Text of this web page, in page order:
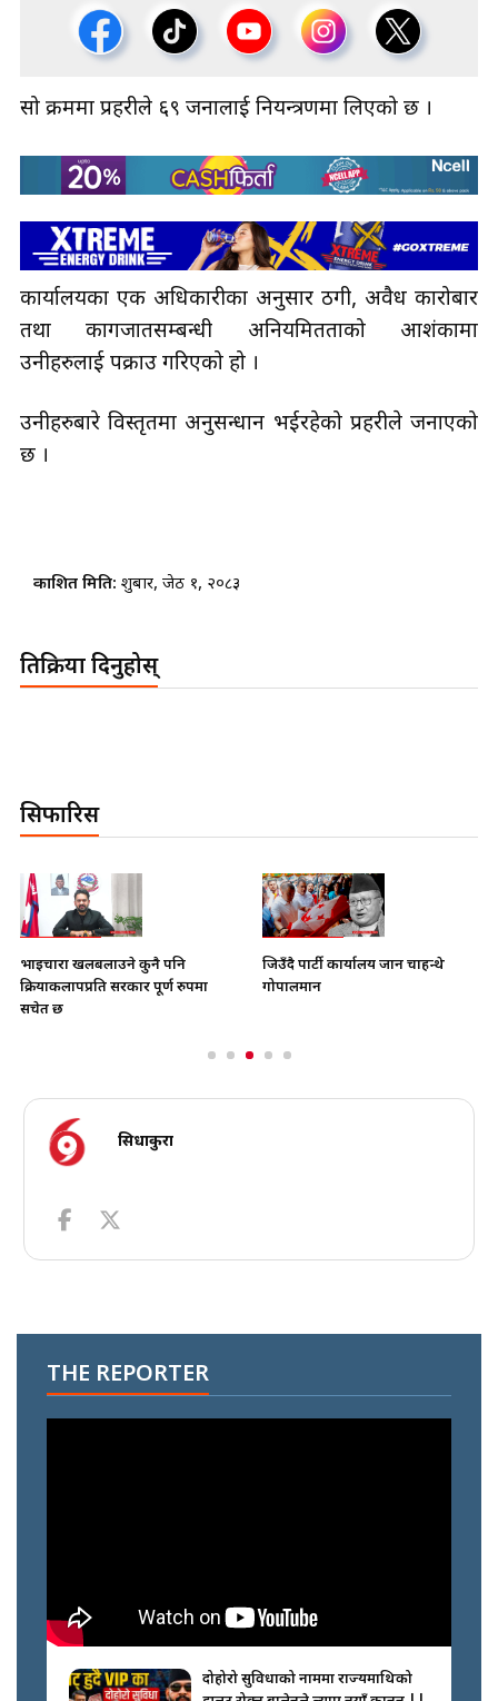
सो क्रममा प्रहरीले ६९ जनालाई नियन्त्रणमा लिएको छ ।
कार्यालयका एक अधिकारीका अनुसार ठगी, अवैध कारोबार
तथा कागजातसम्बन्धी अनियमितताको आशंकामा
उनीहरुलाई पक्राउ गरिएको हो ।
उनीहरुबारे विस्तृतमा अनुसन्धान भईरहेको प्रहरीले जनाएको
छ ।
प्रकाशित मिति: शुक्रबार, जेठ १, २०८३
प्रतिक्रिया दिनुहोस्
सिफारिस
भाइचारा खलबलाउने कुनै पनि
क्रियाकलापप्रति सरकार पूर्ण रुपमा
सचेत छ
जिउँदै पार्टी कार्यालय जान चाहन्थे
गोपालमान
सिधाकुरा
THE REPORTER
दोहोरो सुविधाको नाममा राज्यमाथिको